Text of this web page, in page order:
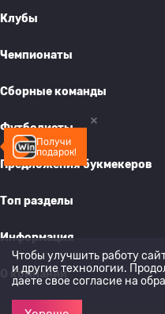
Получи
подарок!
Клубы
Чемпионаты
Сборные команды
Футболисты
Предложения букмекеров
Топ разделы
Информация
О компании
Чтобы улучшить работу
и другие технологии.
даете свое согласие на